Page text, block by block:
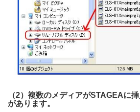
（2）複数のメディアがSTAGEAに
があります。